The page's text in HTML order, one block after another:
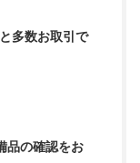
多数お取引で
品の確認をお